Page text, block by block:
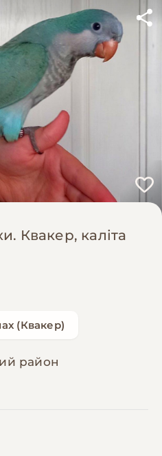
Квакер, каліта
(Квакер)
район